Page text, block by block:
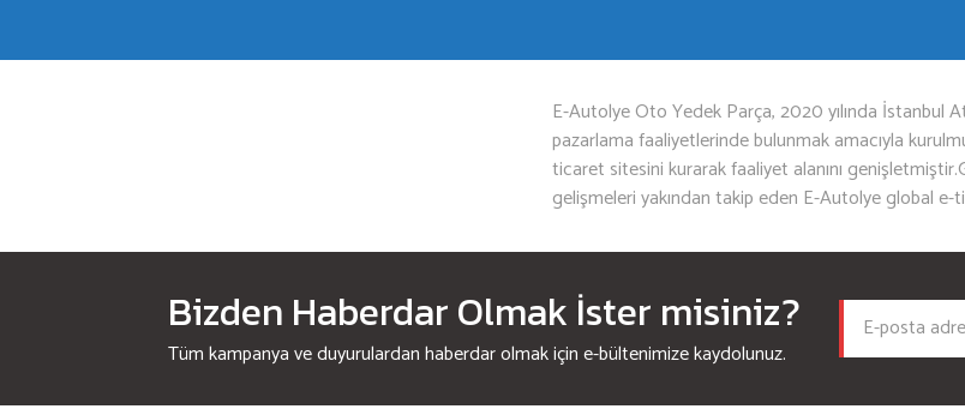
E-Autolye Oto Yedek Parça, 2020 yılında İstanbul
pazarlama faaliyetlerinde bulunmak amacıyla
ticaret sitesini kurarak faaliyet alanını
gelişmeleri yakından takip eden E-Autolye global
Bizden Haberdar Olmak İster misiniz?
Tüm kampanya ve duyurulardan haberdar olmak için e-bültenimize kaydolunuz.